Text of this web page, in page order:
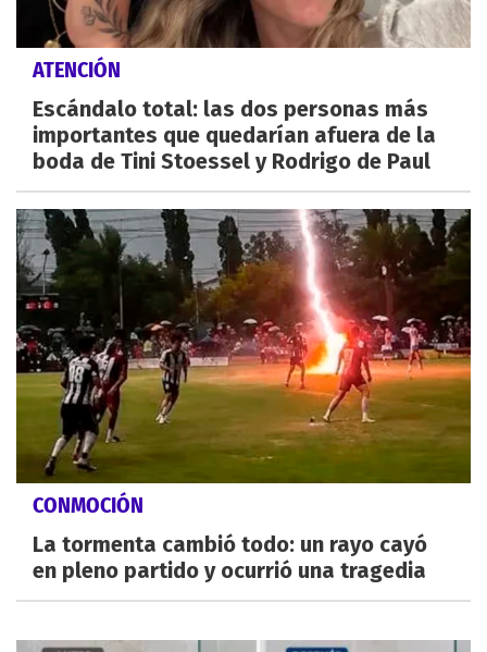
ATENCIÓN
Escándalo total: las dos personas más
importantes que quedarían afuera de la
boda de Tini Stoessel y Rodrigo de Paul
CONMOCIÓN
La tormenta cambió todo: un rayo cayó
en pleno partido y ocurrió una tragedia